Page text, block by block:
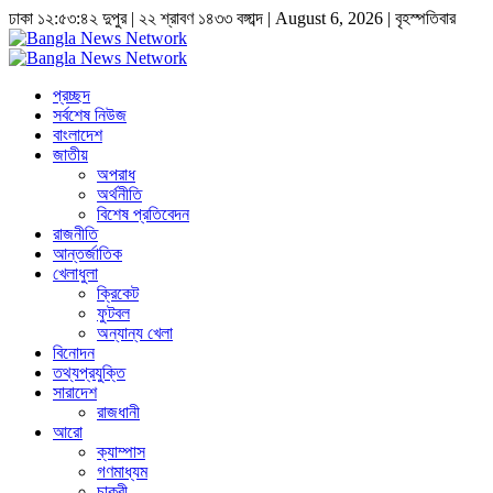
ঢাকা ১২:৫৩:৪৩ দুপুর| ২২ শ্রাবণ ১৪৩৩ বঙ্গাব্দ | August 6, 2026 | বৃহস্পতিবার
প্রচ্ছদ
সর্বশেষ নিউজ
বাংলাদেশ
জাতীয়
অপরাধ
অর্থনীতি
বিশেষ প্রতিবেদন
রাজনীতি
আন্তর্জাতিক
খেলাধুলা
ক্রিকেট
ফুটবল
অন্যান্য খেলা
বিনোদন
তথ্যপ্রযুক্তি
সারাদেশ
রাজধানী
আরো
ক্যাম্পাস
গণমাধ্যম